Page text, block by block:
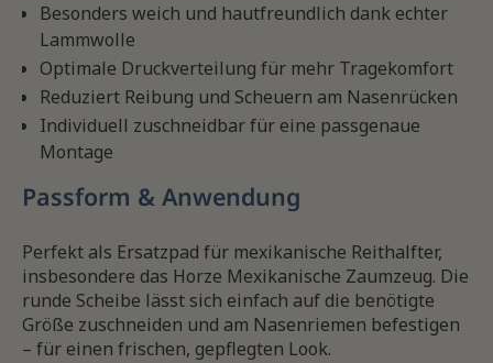
Besonders weich und hautfreundlich dank echter
Lammwolle
Optimale Druckverteilung für mehr Tragekomfort
Reduziert Reibung und Scheuern am Nasenrücken
Individuell zuschneidbar für eine passgenaue
Montage
Passform & Anwendung
Perfekt als Ersatzpad für mexikanische Reithalfter,
insbesondere das Horze Mexikanische Zaumzeug. Die
runde Scheibe lässt sich einfach auf die benötigte
Größe zuschneiden und am Nasenriemen befestigen
– für einen frischen, gepflegten Look.